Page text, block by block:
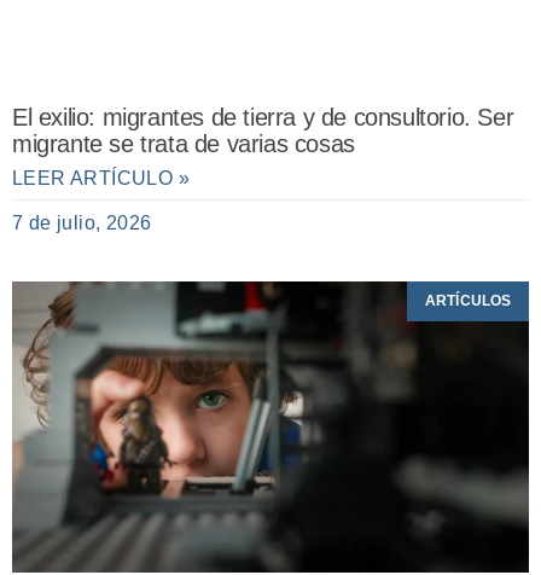
El exilio: migrantes de tierra y de consultorio. Ser
migrante se trata de varias cosas
LEER ARTÍCULO »
7 de julio, 2026
ARTÍCULOS